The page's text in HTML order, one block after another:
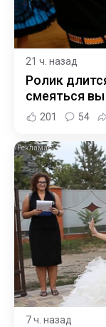
21 ч. назад
Ролик
смеяться
201 54
7 ч. назад